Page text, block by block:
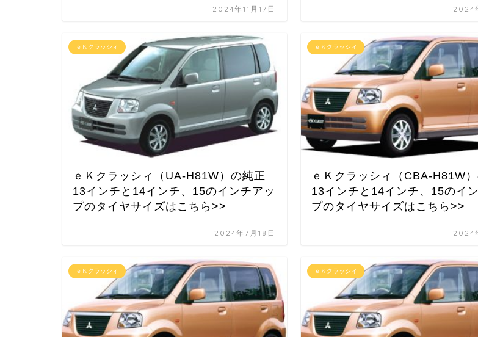
2024年11月17日 2024
ｅＫクラッシィ
ｅＫクラッシィ（UA-H81W）の純正
13インチと14インチ、15のインチアッ
プのタイヤサイズはこちら>>
2024年7月18日
ｅＫクラッシィ
ｅＫクラッシィ（CBA-H81W
13インチと14インチ、15のイ
プのタイヤサイズはこちら>>
2024
ｅＫクラッシィ ｅＫクラッシィ